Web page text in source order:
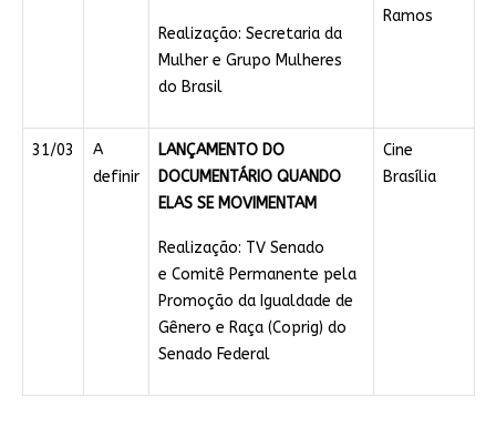
Realização: Secretaria da
Mulher e Grupo Mulheres
do Brasil
Ramos
31/03
A
definir
LANÇAMENTO DO
DOCUMENTÁRIO QUANDO
ELAS SE MOVIMENTAM
Realização: TV Senado
e Comitê Permanente pela
Promoção da Igualdade de
Gênero e Raça (Coprig) do
Senado Federal
Cine
Brasília